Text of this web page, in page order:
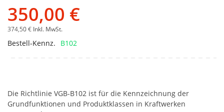
350,00 €
374,50 € Inkl. MwSt.
Bestell-Kennz. B102
Die Richtlinie VGB-B102 ist für die Kennzeichnung der
Grundfunktionen und Produktklassen in Kraftwerken